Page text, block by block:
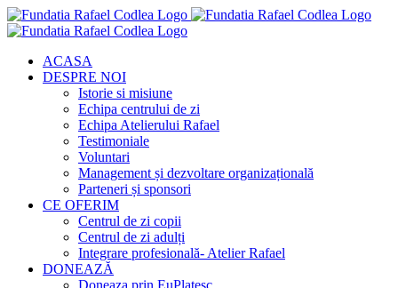
Skip
to
ACASA
DESPRE NOI
Istorie si misiune
Echipa centrului de zi
Echipa Atelierului Rafael
Testimoniale
Voluntari
Management și dezvoltare organizațională
Parteneri și sponsori
CE OFERIM
Centrul de zi copii
Centrul de zi adulți
Integrare profesională- Atelier Rafael
DONEAZĂ
Doneaza prin EuPlatesc